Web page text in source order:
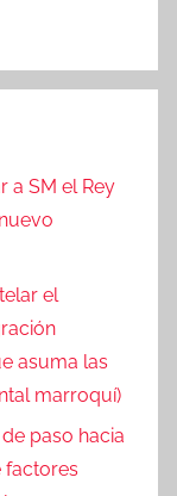
a SM el Rey
el
asuma las
marroquí)
paso hacia
factores